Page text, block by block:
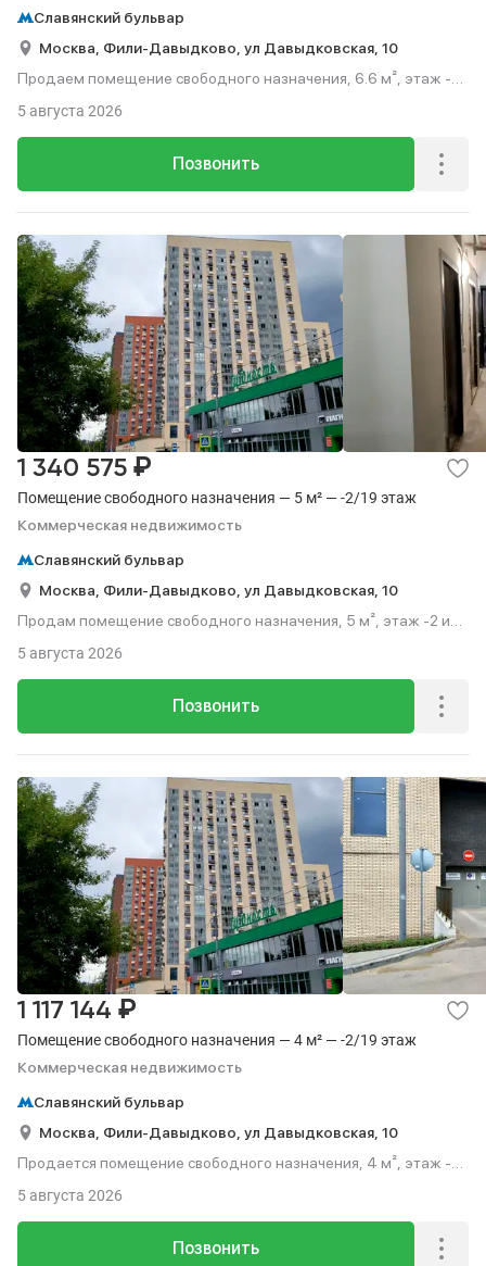
Славянский бульвар
Москва, Фили-Давыдково, ул Давыдковская, 10
Продаем помещение свободного назначения, 6.6 м², этаж -2
Позвонить
5 августа 2026
Помещение свободного назначения — 5 м² — -2/19 этаж
Коммерческая недвижимость
1 340 575 ₽
Славянский бульвар
Москва, Фили-Давыдково, ул Давыдковская, 10
Продам помещение свободного назначения, 5 м², этаж -2 из
Позвонить
5 августа 2026
Помещение свободного назначения — 4 м² — -2/19 этаж
Коммерческая недвижимость
1 117 144 ₽
Славянский бульвар
Москва, Фили-Давыдково, ул Давыдковская, 10
Продается помещение свободного назначения, 4 м², этаж -2
Позвонить
5 августа 2026